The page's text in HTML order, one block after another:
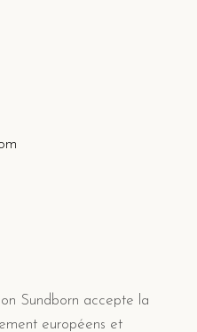
Sundborn accepte la
européens et